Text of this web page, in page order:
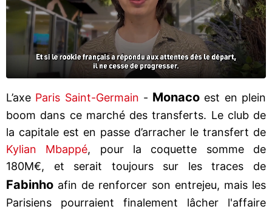
L’axe Paris Saint-Germain - Monaco est en plein
boom dans ce marché des transferts. Le club de
la capitale est en passe d’arracher le transfert de
Kylian Mbappé, pour la coquette somme de
180M€, et serait toujours sur les traces de
Fabinho afin de renforcer son entrejeu, mais les
Parisiens pourraient finalement lâcher l'affaire